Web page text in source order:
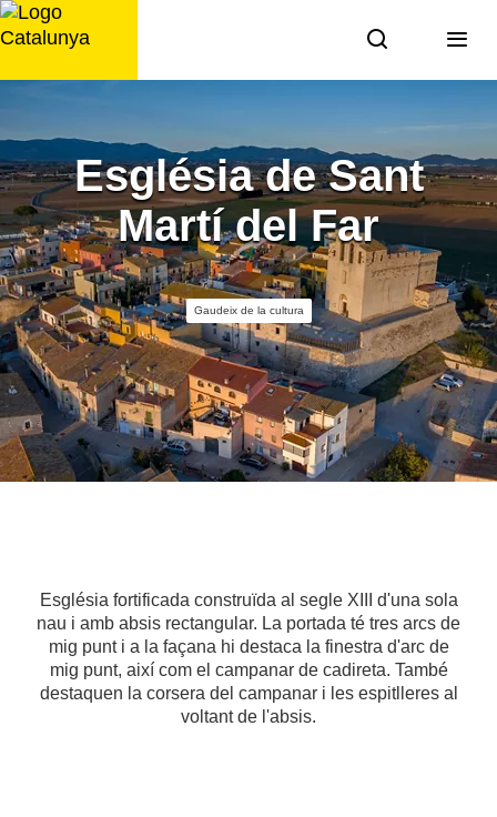
Saltar
al
Església de Sant
Martí del Far
Gaudeix de la cultura
Església fortificada construïda al segle XIII d'una sola
nau i amb absis rectangular. La portada té tres arcs de
mig punt i a la façana hi destaca la finestra d'arc de
mig punt, així com el campanar de cadireta. També
destaquen la corsera del campanar i les espitlleres al
voltant de l'absis.